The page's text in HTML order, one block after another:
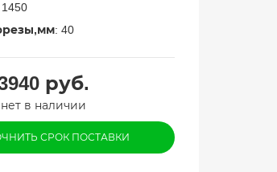
: 40
руб.
нет в наличии
СРОК ПОСТАВКИ